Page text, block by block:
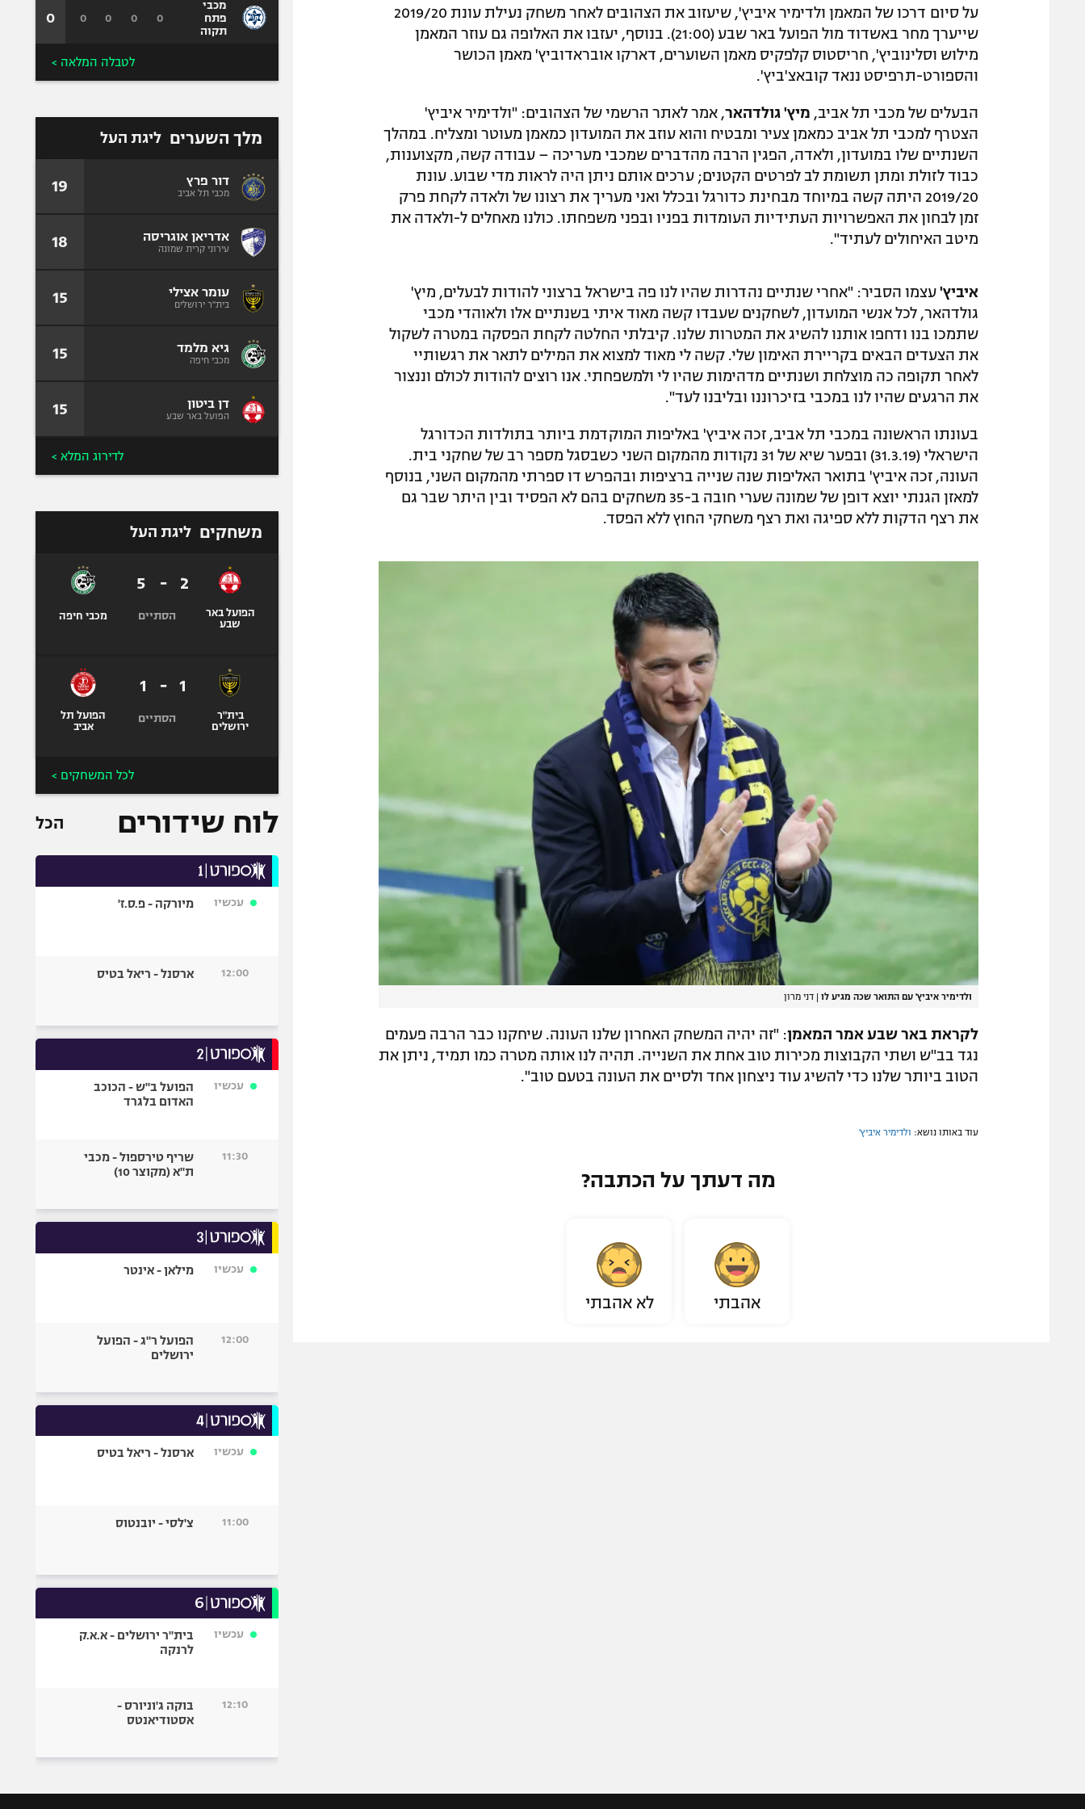
על סיום דרכו של המאמן ולדימיר איביץ', שיעזוב את הצהובים לאחר משחק נעילת עונת 2019/20
שייערך מחר באשדוד מול הפועל באר שבע (21:00). בנוסף, יעזבו את האלופה גם עוזר המאמן
מילוש וסלינוביץ', חריסטוס קלפקיס מאמן השוערים, דארקו אובראדוביץ' מאמן הכושר
והספורט-תרפיסט ננאד קובאצ'ביץ'.
הבעלים של מכבי תל אביב, מיץ' גולדהאר, אמר לאתר הרשמי של הצהובים: "ולדימיר איביץ'
הצטרף למכבי תל אביב כמאמן צעיר ומבטיח והוא עוזב את המועדון כמאמן מעוטר ומצליח. במהלך
השנתיים שלו במועדון, ולאדה, הפגין הרבה מהדברים שמכבי מעריכה – עבודה קשה, מקצוענות,
כבוד לזולת ומתן תשומת לב לפרטים הקטנים; ערכים אותם ניתן היה לראות מדי שבוע. עונת
2019/20 היתה קשה במיוחד מבחינת כדורגל ובכלל ואני מעריך את רצונו של ולאדה לקחת פרק
זמן לבחון את האפשרויות העתידיות העומדות בפניו ובפני משפחתו. כולנו מאחלים ל-ולאדה את
מיטב האיחולים לעתיד".
איביץ' עצמו הסביר: "אחרי שנתיים נהדרות שהיו לנו פה בישראל ברצוני להודות לבעלים, מיץ'
גולדהאר, לכל אנשי המועדון, לשחקנים שעבדו קשה מאוד איתי בשנתיים אלו ולאוהדי מכבי
שתמכו בנו ודחפו אותנו להשיג את המטרות שלנו. קיבלתי החלטה לקחת הפסקה במטרה לשקול
את הצעדים הבאים בקריירת האימון שלי. קשה לי מאוד למצוא את המילים לתאר את רגשותיי
לאחר תקופה כה מוצלחת ושנתיים מדהימות שהיו לי ולמשפחתי. אנו רוצים להודות לכולם וננצור
את הרגעים שהיו לנו במכבי בזיכרוננו ובליבנו לעד".
בעונתו הראשונה במכבי תל אביב, זכה איביץ' באליפות המוקדמת ביותר בתולדות הכדורגל
הישראלי (31.3.19) ובפער שיא של 31 נקודות מהמקום השני כשבסגל מספר רב של שחקני בית.
העונה, זכה איביץ' בתואר האליפות שנה שנייה ברציפות ובהפרש דו ספרתי מהמקום השני, בנוסף
למאזן הגנתי יוצא דופן של שמונה שערי חובה ב-35 משחקים בהם לא הפסיד ובין היתר שבר גם
את רצף הדקות ללא ספיגה ואת רצף משחקי החוץ ללא הפסד.
ולדימיר איביץ' עם התואר שכה מגיע לו | דני מרון
לקראת באר שבע אמר המאמן: "זה יהיה המשחק האחרון שלנו העונה. שיחקנו כבר הרבה פעמים
נגד בב"ש ושתי הקבוצות מכירות טוב אחת את השנייה. תהיה לנו אותה מטרה כמו תמיד, ניתן את
הטוב ביותר שלנו כדי להשיג עוד ניצחון אחד ולסיים את העונה בטעם טוב".
עוד באותו נושא: ולדימיר איביץ'
מה דעתך על הכתבה?
אהבתי לא אהבתי
מכבי
פתח
תקוה
0
0
0
0
0
לטבלה המלאה >
מלך השערים ליגת העל
דור פרץ
מכבי תל אביב 19
אדריאן אוגריסה
עירוני קרית שמונה 18
עומר אצילי
בית"ר ירושלים 15
גיא מלמד
מכבי חיפה 15
דן ביטון
הפועל באר שבע 15
לדירוג המלא >
משחקים ליגת העל
הפועל באר
שבע
2
-
5
הסתיים מכבי חיפה
בית"ר
ירושלים
1
-
1
הסתיים
הפועל תל
אביב
לכל המשחקים >
לוח שידורים הכל
עכשיו מיורקה - פ.ס.ז'
12:00 ארסנל - ריאל בטיס
עכשיו
הפועל ב"ש - הכוכב
האדום בלגרד
11:30
שריף טירספול - מכבי
ת"א (מקוצר 10)
עכשיו מילאן - אינטר
12:00
הפועל ר"ג - הפועל
ירושלים
עכשיו ארסנל - ריאל בטיס
11:00 צ'לסי - יובנטוס
עכשיו
בית"ר ירושלים - א.א.ק
לרנקה
12:10
בוקה ג'וניורס -
אסטודיאנטס